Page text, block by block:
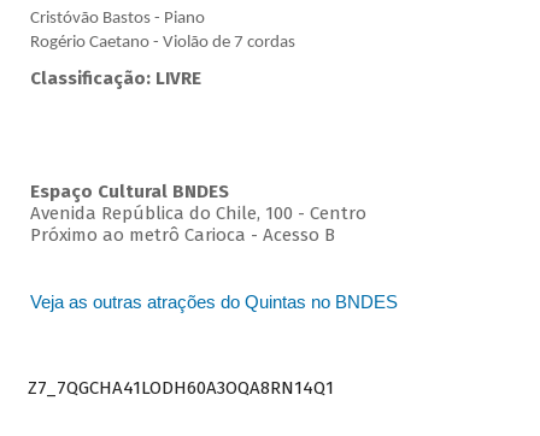
Cristóvão Bastos - Piano
Rogério Caetano - Violão de 7 cordas
Classificação: LIVRE
Espaço Cultural BNDES
Avenida República do Chile, 100 - Centro
Próximo ao metrô Carioca - Acesso B
Veja as outras atrações do Quintas no BNDES
Z7_7QGCHA41LODH60A3OQA8RN14Q1